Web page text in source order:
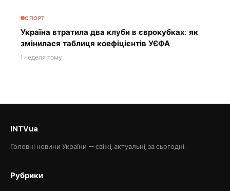
СПОРТ
Україна втратила два клуби в єврокубках: як
змінилася таблиця коефіцієнтів УЄФА
1 неделя тому
INTVua
Головні новини України — свіжі, актуальні, за сьогодні.
Рубрики